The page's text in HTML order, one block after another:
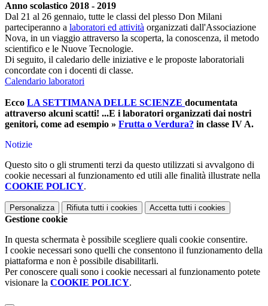
Anno scolastico 2018 - 2019
Dal 21 al 26 gennaio, tutte le classi del plesso Don Milani
parteciperanno a laboratori ed attività organizzati dall'Associazione
Nova, in un viaggio attraverso la scoperta, la conoscenza, il metodo
scientifico e le Nuove Tecnologie.
Di seguito, il caledario delle iniziative e le proposte laboratoriali
concordate con i docenti di classe.
Calendario laboratori
Ecco LA SETTIMANA DELLE SCIENZE documentata
attraverso alcuni scatti! ...E i laboratori organizzati dai nostri
genitori, come ad esempio » Frutta o Verdura? in classe IV A.
Notizie
Questo sito o gli strumenti terzi da questo utilizzati si avvalgono di
cookie necessari al funzionamento ed utili alle finalità illustrate nella
COOKIE POLICY.
Personalizza Rifiuta tutti i cookies Accetta tutti i cookies
Gestione cookie
In questa schermata è possibile scegliere quali cookie consentire.
I cookie necessari sono quelli che consentono il funzionamento della
piattaforma e non è possibile disabilitarli.
Per conoscere quali sono i cookie necessari al funzionamento potete
visionare la COOKIE POLICY.